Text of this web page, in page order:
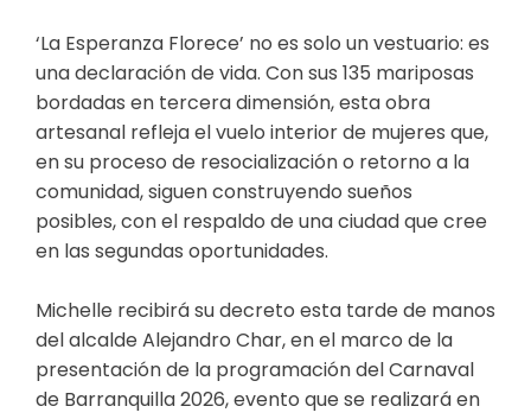
‘La Esperanza Florece’ no es solo un vestuario: es
una declaración de vida. Con sus 135 mariposas
bordadas en tercera dimensión, esta obra
artesanal refleja el vuelo interior de mujeres que,
en su proceso de resocialización o retorno a la
comunidad, siguen construyendo sueños
posibles, con el respaldo de una ciudad que cree
en las segundas oportunidades.
Michelle recibirá su decreto esta tarde de manos
del alcalde Alejandro Char, en el marco de la
presentación de la programación del Carnaval
de Barranquilla 2026, evento que se realizará en